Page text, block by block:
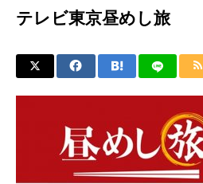
テレビ東京昼めし旅